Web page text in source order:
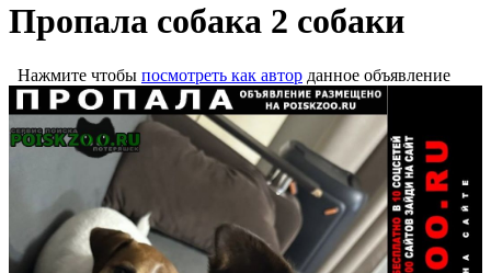
Пропала собака 2 собаки
Нажмите чтобы посмотреть как автор данное объявление